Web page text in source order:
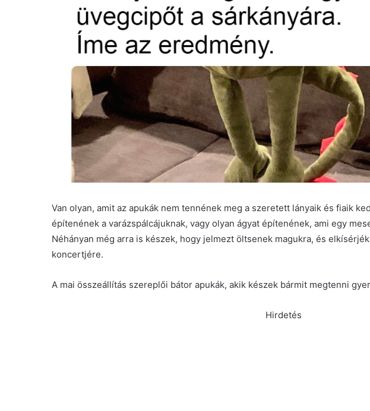
Van olyan, amit az apukák nem tennének meg a szeretett lányaik és fiaik
építenének a varázspálcájuknak, vagy olyan ágyat építenének, ami egy
Néhányan még arra is készek, hogy jelmezt öltsenek magukra, és
koncertjére.
A mai összeállítás szereplői bátor apukák, akik készek bármit megtenni
Hirdetés